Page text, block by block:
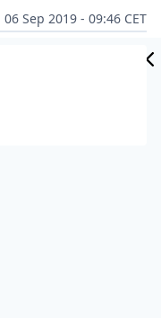
06 Sep 2019 - 09:46 CET